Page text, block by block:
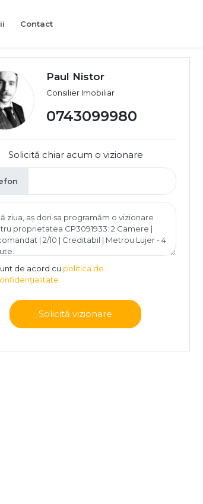
Contact
Paul Nistor
Consilier Imobiliar
0743099980
Solicită chiar acum o vizionare
de acord cu politica de
Solicită vizionare